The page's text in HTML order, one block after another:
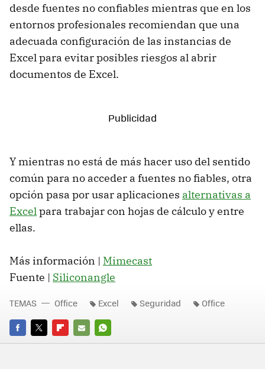
desde fuentes no confiables mientras que en los
entornos profesionales recomiendan que una
adecuada configuración de las instancias de
Excel para evitar posibles riesgos al abrir
documentos de Excel.
Y mientras no está de más hacer uso del sentido
común para no acceder a fuentes no fiables, otra
opción pasa por usar aplicaciones alternativas a
Excelpara trabajar con hojas de cálculo y entre
ellas.
Más información | Mimecast
Fuente | Siliconangle
FACEBOOK
TWITTERFLIPBOARD
E-
WHATSAPP
TEMAS Office Excel Seguridad Office